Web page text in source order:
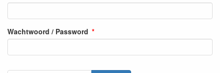
Wachtwoord / Password